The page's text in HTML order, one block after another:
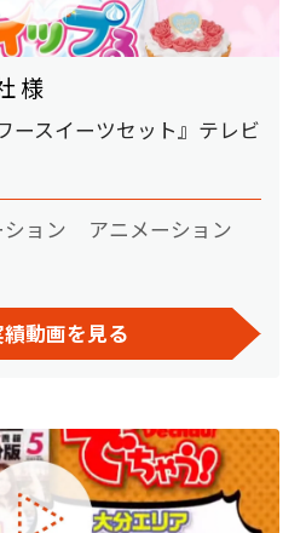
様
ースイーツセット』テレビ
ョン
アニメーション
動画を見る